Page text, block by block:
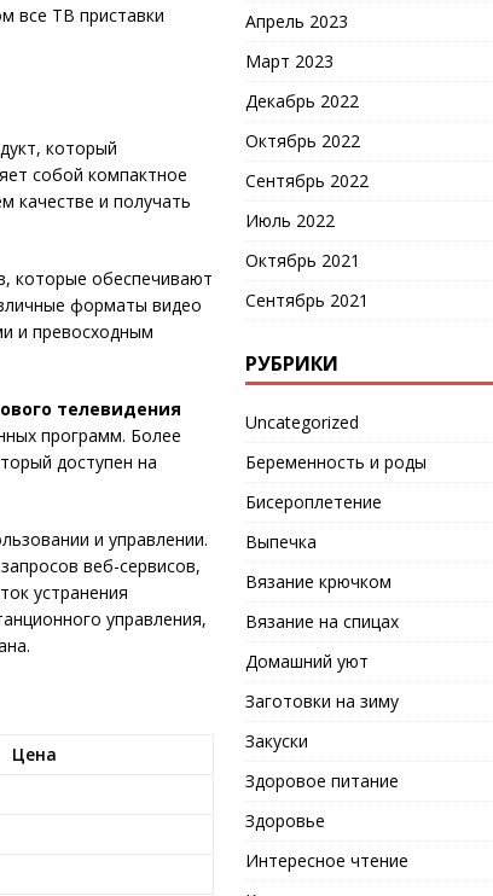
все ТВ приставки
который
собой компактное
качестве и получать
которые обеспечивают
форматы видео
и превосходным
телевидения
программ. Более
доступен на
и управлении.
веб-сервисов,
устранения
управления,
Цена
Апрель 2023
Март 2023
Декабрь 2022
Октябрь 2022
Сентябрь 2022
Июль 2022
Октябрь 2021
Сентябрь 2021
РУБРИКИ
Uncategorized
Беременность и роды
Бисероплетение
Выпечка
Вязание крючком
Вязание на спицах
Домашний уют
Заготовки на зиму
Закуски
Здоровое питание
Здоровье
Интересное чтение